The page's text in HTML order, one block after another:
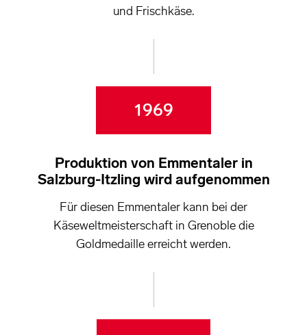
und Frischkäse.
1969
Produktion von Emmentaler in
Salzburg-Itzling wird aufgenommen
Für diesen Emmentaler kann bei der
Käseweltmeisterschaft in Grenoble die
Goldmedaille erreicht werden.